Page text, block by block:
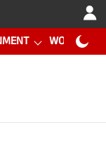
WORLD CUP